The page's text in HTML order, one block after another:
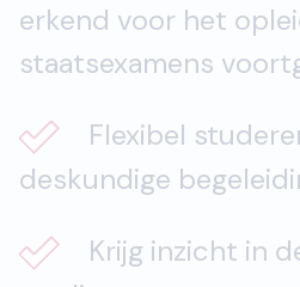
erkend voor het
staatsexamens
Flexibel
deskundige
Krijg inzicht in